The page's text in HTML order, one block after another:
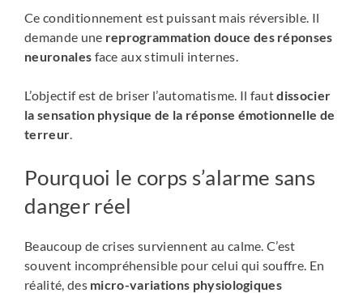
Ce conditionnement est puissant mais réversible. Il
demande une reprogrammation douce des réponses
neuronales face aux stimuli internes.
L’objectif est de briser l’automatisme. Il fautdissocier
la sensation physique de la réponse émotionnelle de
terreur
Pourquoi le corps s’alarme sans
danger réel
Beaucoup de crises surviennent au calme. C’est
souvent incompréhensible pour celui qui souffre. En
réalité, des micro-variations physiologiques